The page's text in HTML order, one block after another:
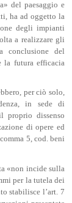
del paesaggio e
ha ad oggetto la
degli impianti
a realizzare gli
conclusione del
la futura efficacia
per ciò solo,
in sede di
proprio dissenso
di opere ed
5, cod. beni
«non incide sulla
per la tutela dei
stabilisce l’art. 7